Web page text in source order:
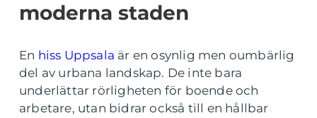
moderna staden
En hiss Uppsala är en osynlig men oumbärlig
del av urbana landskap. De inte bara
underlättar rörligheten för boende och
arbetare, utan bidrar också till en hållbar